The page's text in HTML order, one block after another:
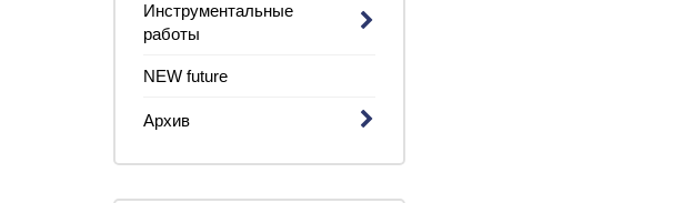
Инструментальные
работы
NEW future
Архив